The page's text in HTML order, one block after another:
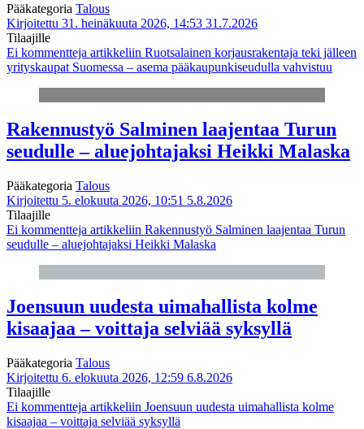
Pääkategoria Talous
Kirjoitettu 31. heinäkuuta 2026, 14:53 31.7.2026
Tilaajille
Ei kommentteja artikkeliin Ruotsalainen korjausrakentaja teki jälleen
yrityskaupat Suomessa – asema pääkaupunkiseudulla vahvistuu
Rakennustyö Salminen laajentaa Turun
seudulle – aluejohtajaksi Heikki Malaska
Pääkategoria Talous
Kirjoitettu 5. elokuuta 2026, 10:51 5.8.2026
Tilaajille
Ei kommentteja artikkeliin Rakennustyö Salminen laajentaa Turun
seudulle – aluejohtajaksi Heikki Malaska
Joensuun uudesta uimahallista kolme
kisaajaa – voittaja selviää syksyllä
Pääkategoria Talous
Kirjoitettu 6. elokuuta 2026, 12:59 6.8.2026
Tilaajille
Ei kommentteja artikkeliin Joensuun uudesta uimahallista kolme
kisaajaa – voittaja selviää syksyllä